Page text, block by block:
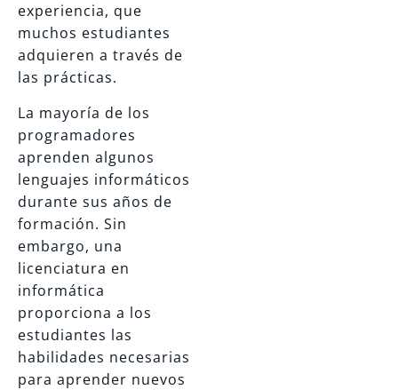
experiencia, que
muchos estudiantes
adquieren a través de
las prácticas.
La mayoría de los
programadores
aprenden algunos
lenguajes informáticos
durante sus años de
formación. Sin
embargo, una
licenciatura en
informática
proporciona a los
estudiantes las
habilidades necesarias
para aprender nuevos